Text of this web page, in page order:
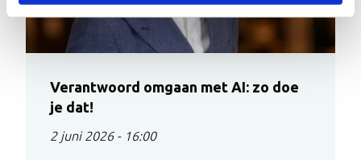
Verantwoord omgaan met AI: zo doe
je dat!
2 juni 2026 - 16:00